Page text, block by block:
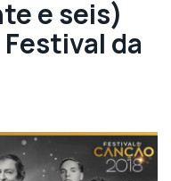
e seis)
da